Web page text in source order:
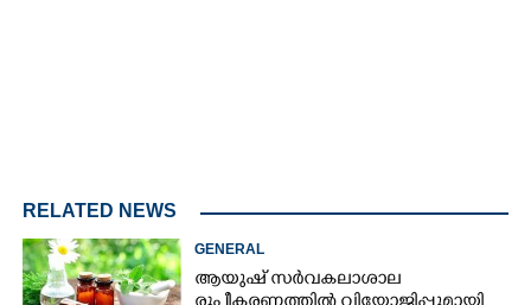
RELATED NEWS
GENERAL
ആയുഷ് സർവകലാശാല